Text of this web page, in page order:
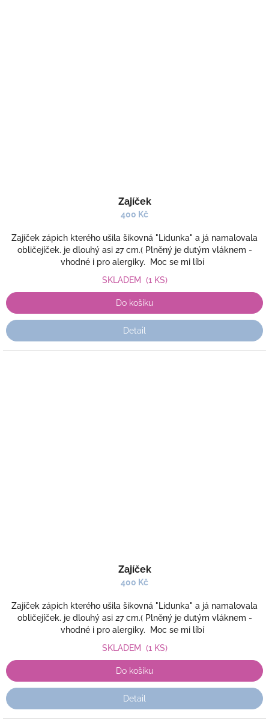
Zajíček
400 Kč
Zajíček zápich kterého ušila šikovná "Lidunka" a já namalovala
obličejíček. je dlouhý asi 27 cm.( Plněný je dutým vláknem -
vhodné i pro alergiky. Moc se mi líbí
SKLADEM (1 KS)
Do košíku
Detail
Zajíček
400 Kč
Zajíček zápich kterého ušila šikovná "Lidunka" a já namalovala
obličejíček. je dlouhý asi 27 cm.( Plněný je dutým vláknem -
vhodné i pro alergiky. Moc se mi líbí
SKLADEM (1 KS)
Do košíku
Detail